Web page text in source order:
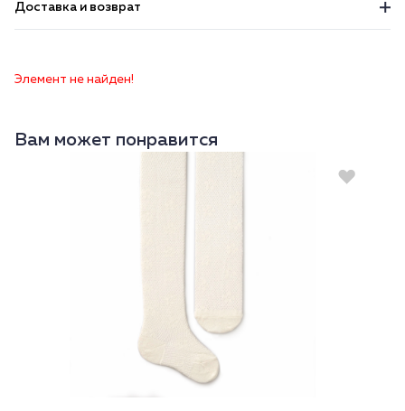
Доставка и возврат
Элемент не найден!
Вам может понравится